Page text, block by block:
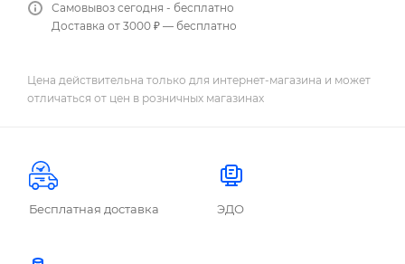
Самовывоз сегодня - бесплатно
Доставка от 3000 ₽ — бесплатно
Цена действительна только для интернет-магазина и может
отличаться от цен в розничных магазинах
Бесплатная доставка ЭДО